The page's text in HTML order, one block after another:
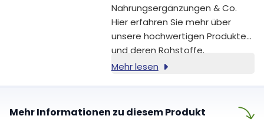
Vitamin C trägt zu einer
normalen Kollagenbildung für
eine normale Funktion der Haut
bei und trägt dazu bei, die
Zellen vor oxidativem Stress zu
Nahrungsergänzungen & Co.
Hier erfahren Sie mehr über
unsere hochwertigen Produkte
und deren Rohstoffe.
Mehr lesen
Mehr Informationen zu diesem Produkt